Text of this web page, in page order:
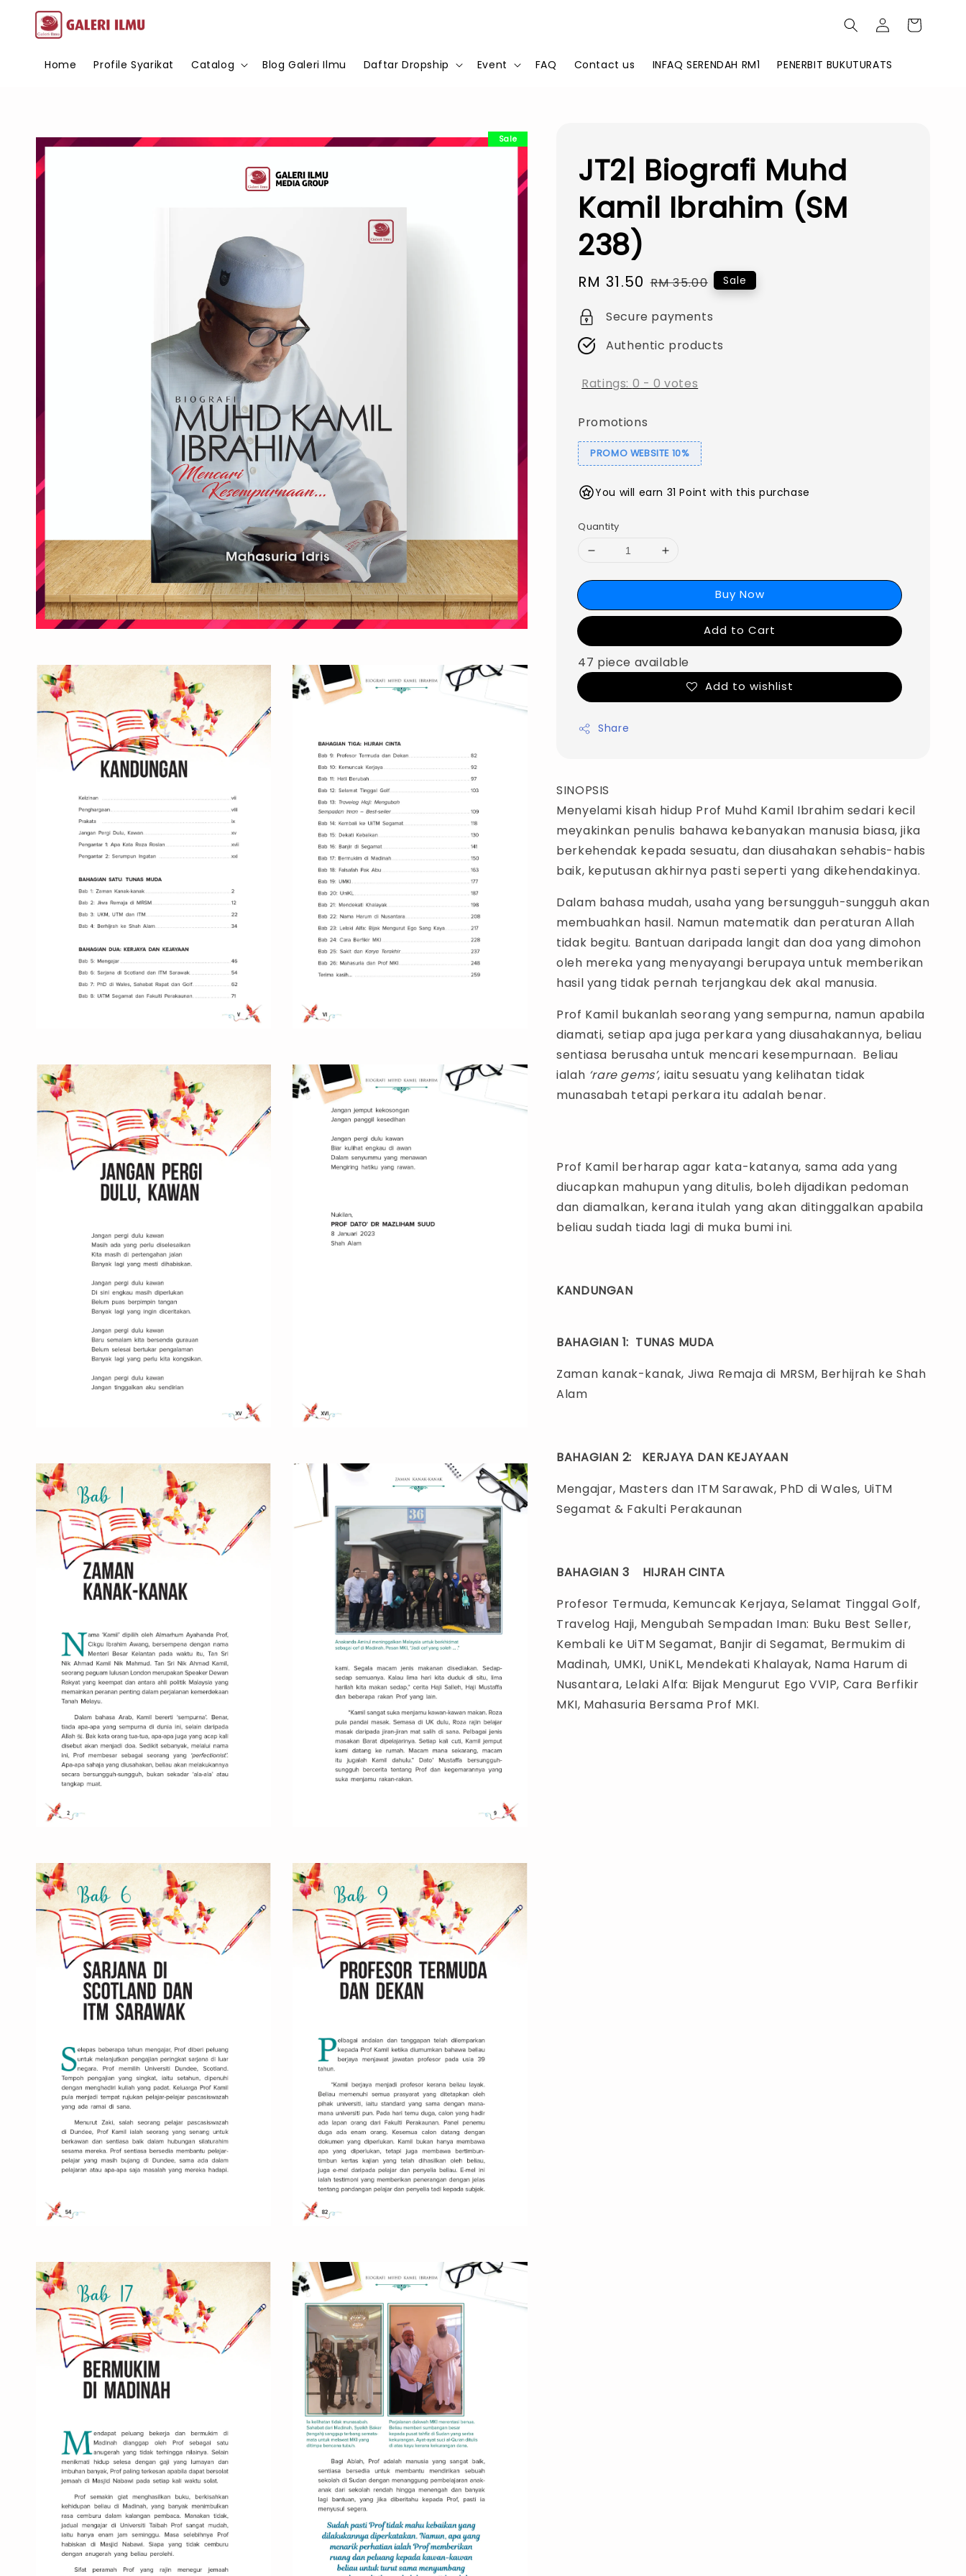
Home Profile Syarikat Catalog Blog Galeri Ilmu Daftar Dropship Event FAQ Contact us INFAQ SERENDAH RM1 PENERBIT BUKUTURATS
Sale
JT2| Biografi Muhd
Kamil Ibrahim (SM
238)
Sale
price
RM 31.50 Regular
RM 35.00 Sale
Secure payments
Authentic products
Ratings: 0 -0 votes
Promotions
PROMO WEBSITE 10%
You will earn 31 Point with this purchase
Quantity
Buy Now
Add to Cart
47 piece available
Add to wishlist
Share
SINOPSIS
Menyelami kisah hidup Prof Muhd Kamil Ibrahim sedari kecil
meyakinkan penulis bahawa kebanyakan manusia biasa, jika
berkehendak kepada sesuatu, dan diusahakan sehabis-habis
baik, keputusan akhirnya pasti seperti yang dikehendakinya.
Dalam bahasa mudah, usaha yang bersungguh-sungguh akan
membuahkan hasil. Namun matematik dan peraturan Allah
tidak begitu. Bantuan daripada langit dan doa yang dimohon
oleh mereka yang menyayangi berupaya untuk memberikan
hasil yang tidak pernah terjangkau dek akal manusia.
Prof Kamil bukanlah seorang yang sempurna, namun apabila
diamati, setiap apa juga perkara yang diusahakannya, beliau
sentiasa berusaha untuk mencari kesempurnaan. Beliau
ialah ‘rare gems’, iaitu sesuatu yang kelihatan tidak
munasabah tetapi perkara itu adalah benar.
Prof Kamil berharap agar kata-katanya, sama ada yang
diucapkan mahupun yang ditulis, boleh dijadikan pedoman
dan diamalkan, kerana itulah yang akan ditinggalkan apabila
beliau sudah tiada lagi di muka bumi ini.
KANDUNGAN
BAHAGIAN 1: TUNAS MUDA
Zaman kanak-kanak, Jiwa Remaja di MRSM, Berhijrah ke Shah
Alam
BAHAGIAN 2: KERJAYA DAN KEJAYAAN
Mengajar, Masters dan ITM Sarawak, PhD di Wales, UiTM
Segamat & Fakulti Perakaunan
BAHAGIAN 3 HIJRAH CINTA
Profesor Termuda, Kemuncak Kerjaya, Selamat Tinggal Golf,
Travelog Haji, Mengubah Sempadan Iman: Buku Best Seller,
Kembali ke UiTM Segamat, Banjir di Segamat, Bermukim di
Madinah, UMKI, UniKL, Mendekati Khalayak, Nama Harum di
Nusantara, Lelaki Alfa: Bijak Mengurut Ego VVIP, Cara Berfikir
MKI, Mahasuria Bersama Prof MKI.